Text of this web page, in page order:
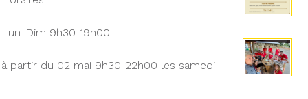
Lun-Dim 9h30-19h00
à partir du 02 mai 9h30-22h00 les samedi